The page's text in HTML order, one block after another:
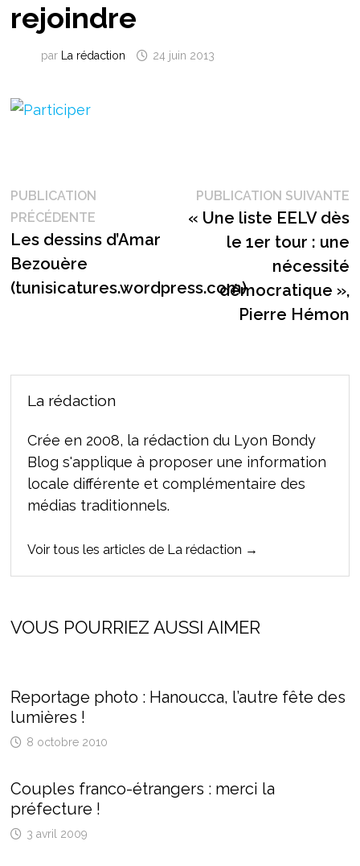
rejoindre
par La rédaction 24 juin 2013
Navigation
de
l’article
PUBLICATION
PRÉCÉDENTEPublication
précédente :
Les dessins d’Amar
Bezouère
(tunisicatures.wordpress.com)
PUBLICATION SUIVANTE
« Une liste EELV dès
le 1er tour : une
nécessité
démocratique »,
Pierre Hémon
La rédaction
Crée en 2008, la rédaction du Lyon Bondy
Blog s'applique à proposer une information
locale différente et complémentaire des
médias traditionnels.
Voir tous les articles de La rédaction →
VOUS POURRIEZ AUSSI AIMER
Reportage photo : Hanoucca, l’autre fête des
lumières !
8 octobre 2010
Couples franco-étrangers : merci la
préfecture !
3 avril 2009